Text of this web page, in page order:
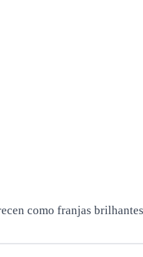
como franjas